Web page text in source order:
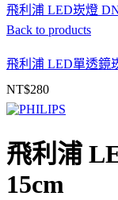
飛利浦 LED崁燈
Back to products
飛利浦 LED單透鏡
NT$280
飛利浦
15cm